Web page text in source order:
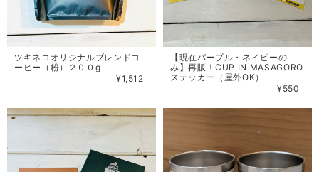
ツキネコオリジナルブレンドコ
ーヒー（粉）２００g
¥1,512
【現在パープル・ネイビーの
み】再販！CUP IN MASAGORO
ステッカー（屋外OK）
¥550